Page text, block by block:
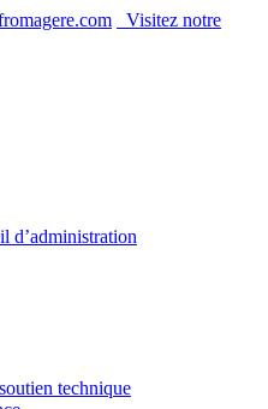
Visitez notre
d’administration
technique